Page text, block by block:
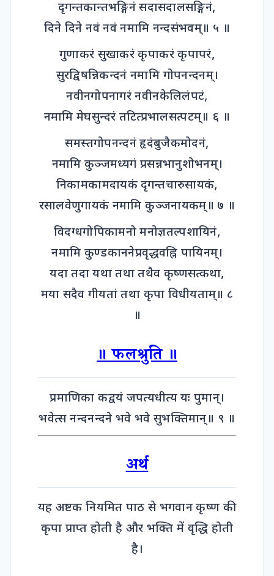
दृगन्तकान्तभङ्गिनं सदासदालसङ्गिनं,
दिने दिने नवं नवं नमामि नन्दसंभवम्॥ ५ ॥
गुणाकरं सुखाकरं कृपाकरं कृपापरं,
सुरद्विषन्निकन्दनं नमामि गोपनन्दनम्।
नवीनगोपनागरं नवीनकेलिलंपटं,
नमामि मेघसुन्दरं तटित्प्रभालसत्पटम्॥ ६ ॥
समस्तगोपनन्दनं हृदंबुजैकमोदनं,
नमामि कुञ्जमध्यगं प्रसन्नभानुशोभनम्।
निकामकामदायकं दृगन्तचारुसायकं,
रसालवेणुगायकं नमामि कुञ्जनायकम्॥ ७ ॥
विदग्धगोपिकामनो मनोज्ञतल्पशायिनं,
नमामि कुण्डकाननेप्रवृद्धवह्नि पायिनम्।
यदा तदा यथा तथा तथैव कृष्णसत्कथा,
मया सदैव गीयतां तथा कृपा विधीयताम्॥ ८
॥
॥ फलश्रुति ॥
प्रमाणिका कद्वयं जपत्यधीत्य यः पुमान्।
भवेत्स नन्दनन्दने भवे भवे सुभक्तिमान्॥ ९ ॥
अर्थ
यह अष्टक नियमित पाठ से भगवान कृष्ण की
कृपा प्राप्त होती है और भक्ति में वृद्धि होती
है।